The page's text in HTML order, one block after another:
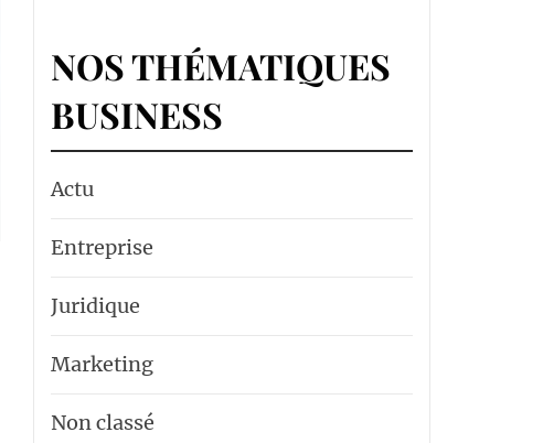
NOS THÉMATIQUES
BUSINESS
Actu
Entreprise
Juridique
Marketing
Non classé